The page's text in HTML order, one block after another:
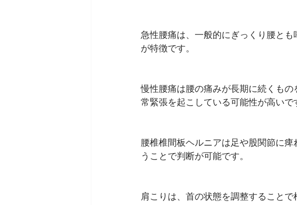
急性腰痛は、一般的にぎっくり腰と
が特徴です。
慢性腰痛は腰の痛みが長期に続くも
常緊張を起こしている可能性が高いで
腰椎椎間板ヘルニアは足や股関節に
うことで判断が可能です。
肩こりは、首の状態を調整することで